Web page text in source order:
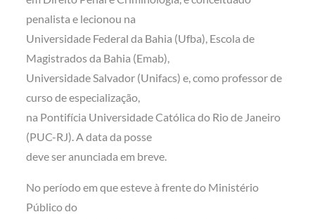
penalista e lecionou na
Universidade Federal da Bahia (Ufba), Escola de
Magistrados da Bahia (Emab),
Universidade Salvador (Unifacs) e, como professor de
curso de especialização,
na Pontifícia Universidade Católica do Rio de Janeiro
(PUC-RJ). A data da posse
deve ser anunciada em breve.
No período em que esteve à frente do Ministério
Público do